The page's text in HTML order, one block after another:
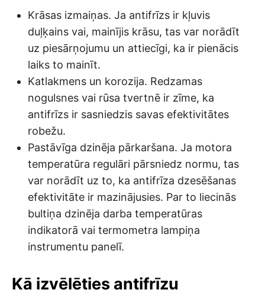
Krāsas izmaiņas. Ja antifrīzs ir kļuvis
duļķains vai, mainījis krāsu, tas var norādīt
uz piesārņojumu un attiecīgi, ka ir pienācis
laiks to mainīt.
Katlakmens un korozija. Redzamas
nogulsnes vai rūsa tvertnē ir zīme, ka
antifrīzs ir sasniedzis savas efektivitātes
robežu.
Pastāvīga dzinēja pārkaršana. Ja motora
temperatūra regulāri pārsniedz normu, tas
var norādīt uz to, ka antifrīza dzesēšanas
efektivitāte ir mazinājusies. Par to liecinās
bultiņa dzinēja darba temperatūras
indikatorā vai termometra lampiņa
instrumentu panelī.
Kā izvēlēties antifrīzu